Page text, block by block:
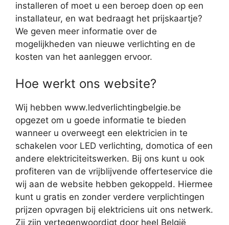
installeren of moet u een beroep doen op een
installateur, en wat bedraagt het prijskaartje?
We geven meer informatie over de
mogelijkheden van nieuwe verlichting en de
kosten van het aanleggen ervoor.
Hoe werkt ons website?
Wij hebben www.ledverlichtingbelgie.be
opgezet om u goede informatie te bieden
wanneer u overweegt een elektricien in te
schakelen voor LED verlichting, domotica of een
andere elektriciteitswerken. Bij ons kunt u ook
profiteren van de vrijblijvende offerteservice die
wij aan de website hebben gekoppeld. Hiermee
kunt u gratis en zonder verdere verplichtingen
prijzen opvragen bij elektriciens uit ons netwerk.
Zij zijn vertegenwoordigt door heel België